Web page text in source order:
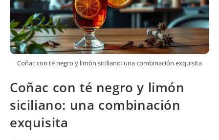
Coñac con té negro y limón siciliano: una combinación exquisita
Coñac con té negro y limón
siciliano: una combinación
exquisita